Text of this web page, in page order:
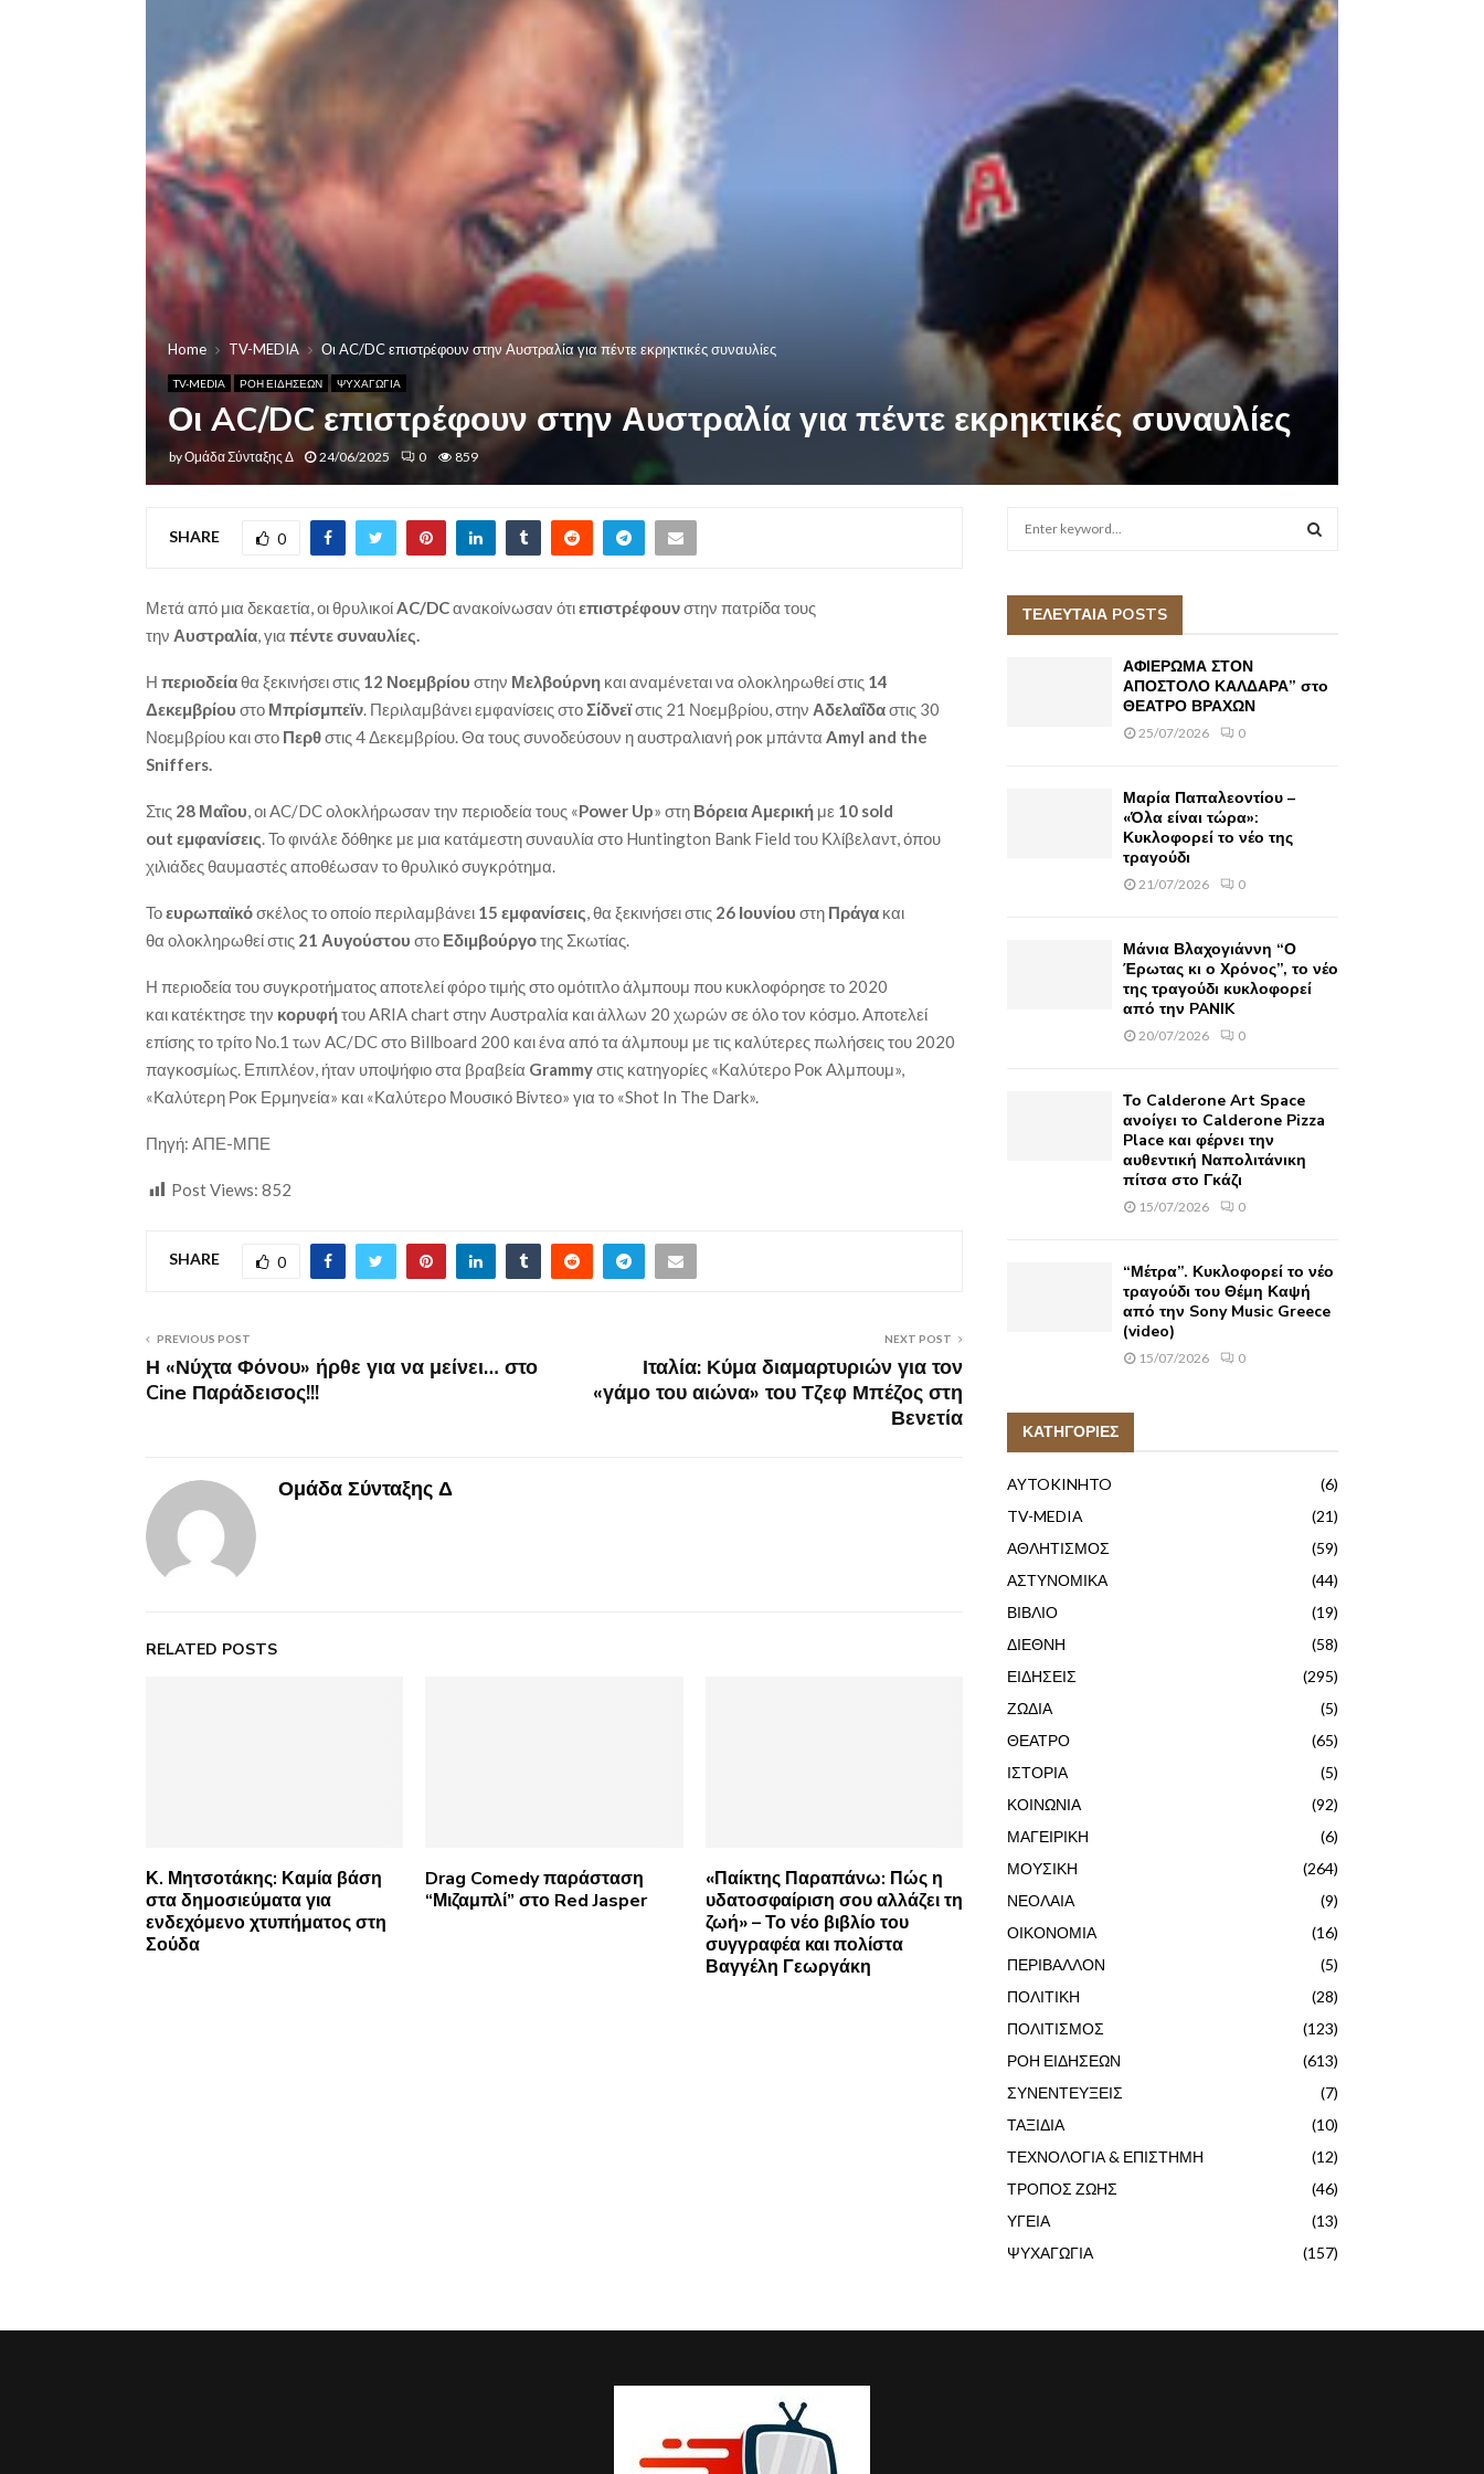
Home TV-MEDIA Οι AC/DC επιστρέφουν στην Αυστραλία για πέντε εκρηκτικές συναυλίες
TV-MEDIA ΡΟΗ ΕΙΔΗΣΕΩΝ ΨΥΧΑΓΩΓΙΑ
Οι AC/DC επιστρέφουν στην Αυστραλία για πέντε εκρηκτικές συναυλίες
byΟμάδα Σύνταξης Δ 24/06/2025 0 859
SHARE 0
Μετά από μια δεκαετία, οι θρυλικοί AC/DCανακοίνωσαν ότιεπιστρέφουνστην πατρίδα τους
την Αυστραλία , για πέντε συναυλίες.
Η περιοδείαθα ξεκινήσει στις 12 Νοεμβρίου στην Μελβούρνη και αναμένεται να ολοκληρωθεί στις 14
Δεκεμβρίου στο Μπρίσμπεϊν . Περιλαμβάνει εμφανίσεις στοΣίδνεϊστις 21 Νοεμβρίου, στην Αδελαΐδαστις 30
Νοεμβρίου και στο Περθστις 4 Δεκεμβρίου. Θα τους συνοδεύσουν η αυστραλιανή ροκ μπάντα Amyl and the
Sniffers.
Στις 28 Μαΐου , οι AC/DC ολοκλήρωσαν την περιοδεία τους «Power Up» στη Βόρεια Αμερική με 10 sold
out εμφανίσεις . Το φινάλε δόθηκε με μια κατάμεστη συναυλία στο Huntington Bank Field του Κλίβελαντ, όπου
χιλιάδες θαυμαστές αποθέωσαν το θρυλικό συγκρότημα.
Τοευρωπαϊκόσκέλος το οποίο περιλαμβάνει 15 εμφανίσεις , θα ξεκινήσει στις 26 Ιουνίου στη Πράγα και
θα ολοκληρωθεί στις 21 Αυγούστου στο Εδιμβούργοτης Σκωτίας.
Η περιοδεία του συγκροτήματος αποτελεί φόρο τιμής στο ομότιτλο άλμπουμ που κυκλοφόρησε το 2020
και κατέκτησε την κορυφήτου ARIA chart στην Αυστραλία και άλλων 20 χωρών σε όλο τον κόσμο. Αποτελεί
επίσης το τρίτο Νο.1 των AC/DC στο Billboard 200 και ένα από τα άλμπουμ με τις καλύτερες πωλήσεις του 2020
παγκοσμίως. Επιπλέον, ήταν υποψήφιο στα βραβεία Grammyστις κατηγορίες «Καλύτερο Ροκ Αλμπουμ»,
«Καλύτερη Ροκ Ερμηνεία» και «Καλύτερο Μουσικό Βίντεο» για το «Shot In The Dark».
Πηγή: ΑΠΕ-ΜΠΕ
Post Views: 852
SHARE 0
PREVIOUS POST
Η «Νύχτα Φόνου» ήρθε για να μείνει… στο
Cine Παράδεισος!!!
NEXT POST
Ιταλία: Κύμα διαμαρτυριών για τον
«γάμο του αιώνα» του Τζεφ Μπέζος στη
Βενετία
Ομάδα Σύνταξης Δ
RELATED POSTS
Κ. Μητσοτάκης: Καμία βάση
στα δημοσιεύματα για
ενδεχόμενο χτυπήματος στη
Σούδα
Drag Comedy παράσταση
“Μιζαμπλί” στο Red Jasper
«Παίκτης Παραπάνω: Πώς η
υδατοσφαίριση σου αλλάζει τη
ζωή» – Το νέο βιβλίο του
συγγραφέα και πολίστα
Βαγγέλη Γεωργάκη
h
ΤΕΛΕΥΤΑΙΑ POSTS
ΑΦΙΕΡΩΜΑ ΣΤΟΝ
ΑΠΟΣΤΟΛΟ ΚΑΛΔΑΡΑ” στο
ΘΕΑΤΡΟ ΒΡΑΧΩΝ
25/07/2026 0
Μαρία Παπαλεοντίου –
«Όλα είναι τώρα»:
Κυκλοφορεί το νέο της
τραγούδι
21/07/2026 0
Μάνια Βλαχογιάννη “Ο
Έρωτας κι ο Χρόνος”, το νέο
της τραγούδι κυκλοφορεί
από την PANIK
20/07/2026 0
Το Calderone Art Space
ανοίγει το Calderone Pizza
Place και φέρνει την
αυθεντική Ναπολιτάνικη
πίτσα στο Γκάζι
15/07/2026 0
“Μέτρα”. Κυκλοφορεί το νέο
τραγούδι του Θέμη Καψή
από την Sony Music Greece
(video)
15/07/2026 0
ΚΑΤΗΓΟΡΙΕΣ
AYTOKINHTO
(6)
TV-MEDIA
(21)
ΑΘΛΗΤΙΣΜΟΣ
(59)
ΑΣΤΥΝΟΜΙΚΑ
(44)
ΒΙΒΛΙΟ
(19)
ΔΙΕΘΝΗ
(58)
ΕΙΔΗΣΕΙΣ
(295)
ΖΩΔΙΑ
(5)
ΘΕΑΤΡΟ
(65)
ΙΣΤΟΡΙΑ
(5)
ΚΟΙΝΩΝΙΑ
(92)
ΜΑΓΕΙΡΙΚΗ
(6)
ΜΟΥΣΙΚΗ
(264)
ΝΕΟΛΑΙΑ
(9)
ΟΙΚΟΝΟΜΙΑ
(16)
ΠΕΡΙΒΑΛΛΟΝ
(5)
ΠΟΛΙΤΙΚΗ
(28)
ΠΟΛΙΤΙΣΜΟΣ
(123)
ΡΟΗ ΕΙΔΗΣΕΩΝ
(613)
ΣΥΝΕΝΤΕΥΞΕΙΣ
(7)
ΤΑΞΙΔΙΑ
(10)
ΤΕΧΝΟΛΟΓΙΑ & ΕΠΙΣΤΗΜΗ
(12)
ΤΡΟΠΟΣ ΖΩΗΣ
(46)
ΥΓΕΙΑ
(13)
ΨΥΧΑΓΩΓΙΑ
(157)